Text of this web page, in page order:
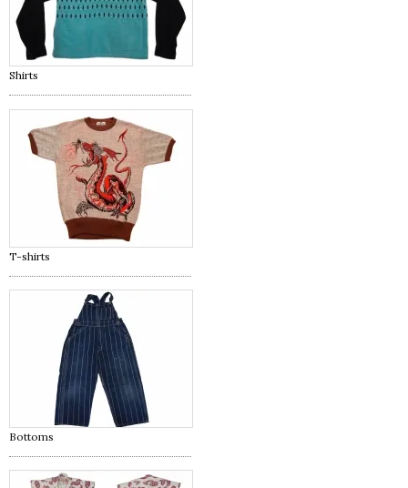
Shirts
T-shirts
Bottoms